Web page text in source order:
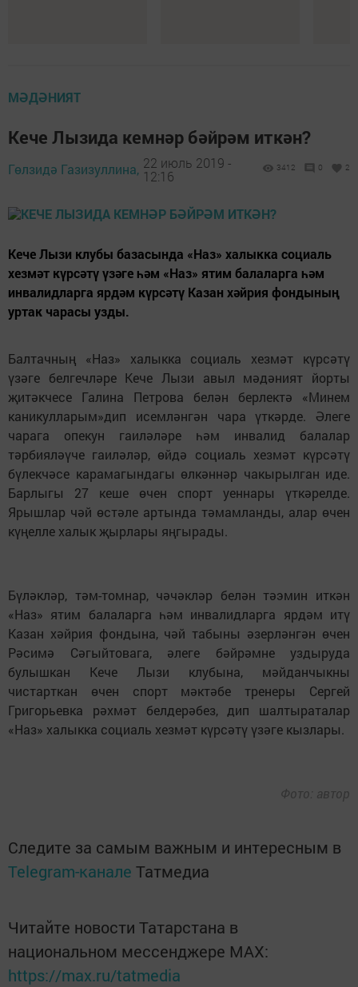
МӘДӘНИЯТ
Кече Лызида кемнәр бәйрәм иткән?
Гөлзидә Газизуллина, 22 июль 2019 -
12:16
3412 0 2
Кече Лызи клубы базасында «Наз» халыкка социаль
хезмәт күрсәтү үзәге һәм «Наз» ятим балаларга һәм
инвалидларга ярдәм күрсәтү Казан хәйрия фондының
уртак чарасы узды.
Балтачның «Наз» халыкка социаль хезмәт күрсәтү
үзәге белгечләре Кече Лызи авыл мәдәният йорты
җитәкчесе Галина Петрова белән берлектә «Минем
каникулларым»дип исемләнгән чара үткәрде. Әлеге
чарага опекун гаиләләре һәм инвалид балалар
тәрбияләүче гаиләләр, өйдә социаль хезмәт күрсәтү
бүлекчәсе карамагындагы өлкәннәр чакырылган иде.
Барлыгы 27 кеше өчен спорт уеннары үткәрелде.
Ярышлар чәй өстәле артында тәмамланды, алар өчен
күңелле халык җырлары яңгырады.
Бүләкләр, тәм-томнар, чәчәкләр белән тәэмин иткән
«Наз» ятим балаларга һәм инвалидларга ярдәм итү
Казан хәйрия фондына, чәй табыны әзерләнгән өчен
Рәсимә Сәгыйтовага, әлеге бәйрәмне уздыруда
булышкан Кече Лызи клубына, мәйданчыкны
чистарткан өчен спорт мәктәбе тренеры Сергей
Григорьевка рәхмәт белдерәбез, дип шалтыраталар
«Наз» халыкка социаль хезмәт күрсәтү үзәге кызлары.
Фото: автор
Следите за самым важным и интересным в
Telegram-канале Татмедиа
Читайте новости Татарстана в
национальном мессенджере MАХ:
https://max.ru/tatmedia